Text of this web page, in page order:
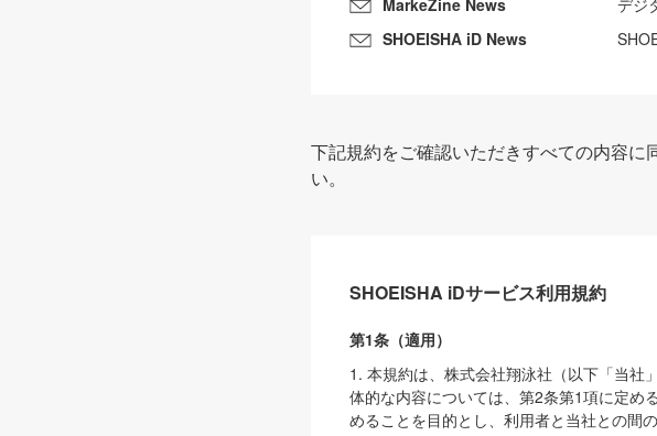
MarkeZine News
デジ
SHOEISHA iD News
下記規約をご確認いただきすべての内容に
い。
SHOEISHA iDサービス利用規約
第1条（適用）
1. 本規約は、株式会社翔泳社（以下「当社
体的な内容については、第2条第1項に定め
めることを目的とし、利用者と当社との間